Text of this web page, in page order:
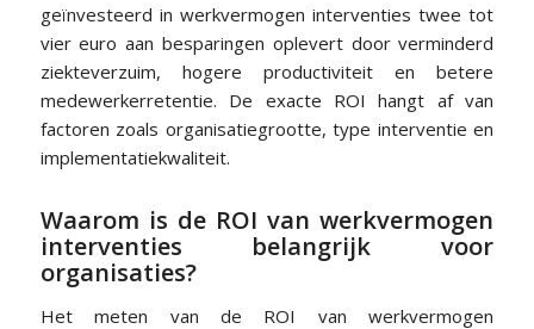
geïnvesteerd in werkvermogen interventies twee tot
vier euro aan besparingen oplevert door verminderd
ziekteverzuim, hogere productiviteit en betere
medewerkerretentie. De exacte ROI hangt af van
factoren zoals organisatiegrootte, type interventie en
implementatiekwaliteit.
Waarom is de ROI van werkvermogen
interventies belangrijk voor
organisaties?
Het meten van de ROI van werkvermogen